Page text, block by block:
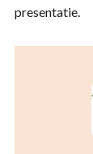
presentatie.